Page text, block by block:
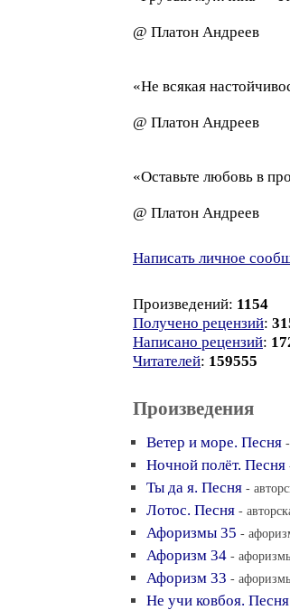
@ Платон Андреев
«Не всякая
@ Платон Андреев
«Оставьте любовь в
@ Платон Андреев
Написать личное
Произведений: 1154
Получено рецензий:
Написано рецензий:
Читателей: 159555
Произведения
Ветер и море. Песня
Ночной полёт. Песня
Ты да я. Песня -
Лотос. Песня -
Афоризмы 35 -
Афоризм 34 -
Афоризм 33 -
Не учи ковбоя. Песня